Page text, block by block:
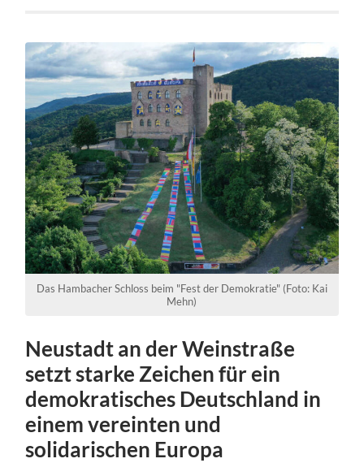
Das Hambacher Schloss beim "Fest der Demokratie" (Foto: Kai
Mehn)
Neustadt an der Weinstraße
setzt starke Zeichen für ein
demokratisches Deutschland in
einem vereinten und
solidarischen Europa